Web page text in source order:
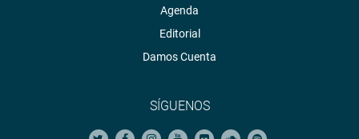
Agenda
Editorial
Damos Cuenta
SÍGUENOS